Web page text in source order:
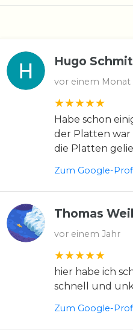
Hugo
vor einem Monat
Habe schon
der Platten war
die Platten
Zum Google-
Thomas
vor einem Jahr
hier habe ich
schnell und
Zum Google-